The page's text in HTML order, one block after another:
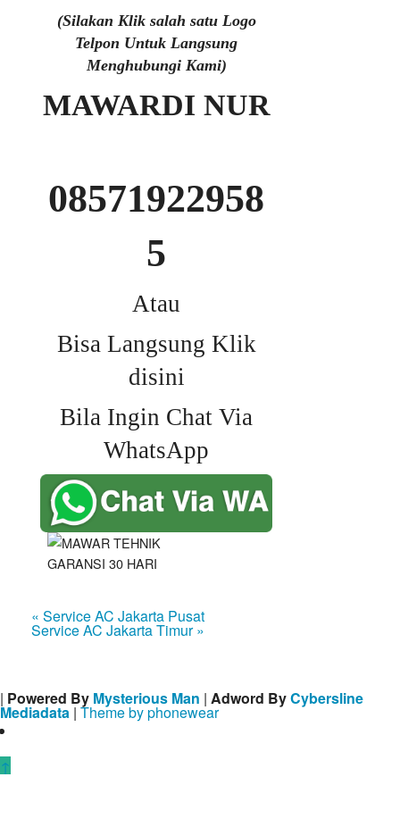
(Silakan Klik salah satu Logo
Telpon Untuk Langsung
Menghubungi Kami)
MAWARDI NUR
08571922958
5
Atau
Bisa Langsung Klik
disini
Bila Ingin Chat Via
WhatsApp
« Service AC Jakarta Pusat
Service AC Jakarta Timur »
| Powered By Mysterious Man | Adword ByCybersline
Mediadata | Theme by phonewear
↑